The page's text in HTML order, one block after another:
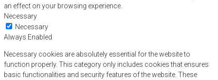
an effect on your browsing experience.
Necessary
Necessary
Always Enabled
Necessary cookies are absolutely essential for the website to
function properly. This category only includes cookies that ensures
basic functionalities and security features of the website. These